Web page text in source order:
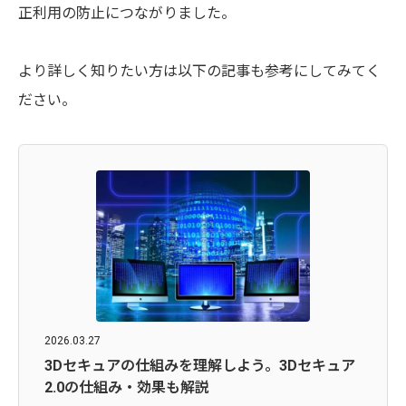
正利用の防止につながりました。
より詳しく知りたい方は以下の記事も参考にしてみてく
ださい。
2026.03.27
3Dセキュアの仕組みを理解しよう。3Dセキュア
2.0の仕組み・効果も解説